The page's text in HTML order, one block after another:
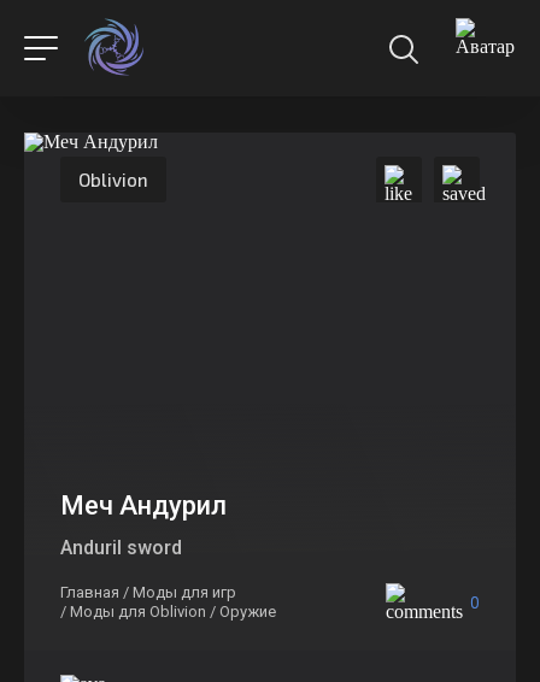
Oblivion
Меч Андурил
Anduril sword
Главная / Моды для игр
/ Моды для Oblivion / Оружие 0